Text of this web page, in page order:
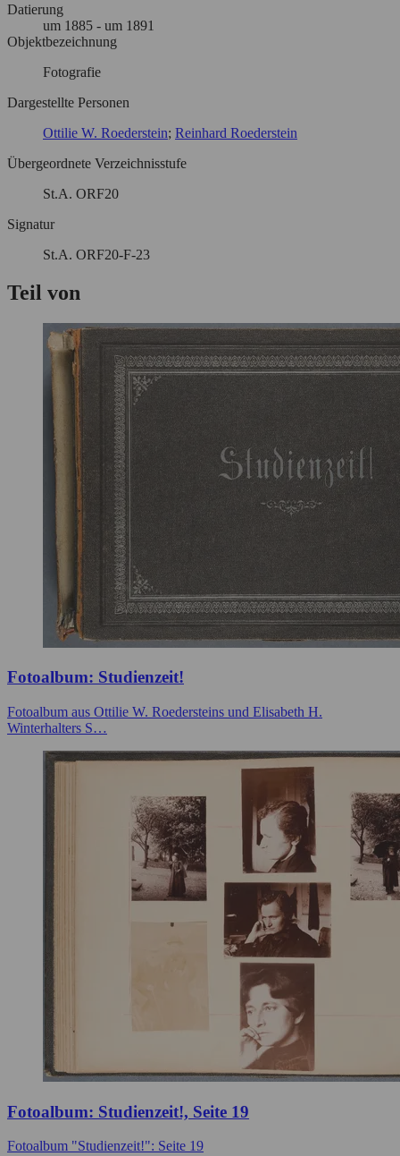
Datierung
um 1885 - um 1891
Objektbezeichnung
Fotografie
Dargestellte Personen
Ottilie W. Roederstein Reinhard Roederstein
Übergeordnete Verzeichnisstufe
St.A. ORF20
Signatur
St.A. ORF20-F-23
Teil von
Fotoalbum: Studienzeit!
Fotoalbum aus Ottilie W. Roedersteins und Elisabeth H.
Winterhalters S…
Fotoalbum: Studienzeit!, Seite 19
Fotoalbum "Studienzeit!": Seite 19